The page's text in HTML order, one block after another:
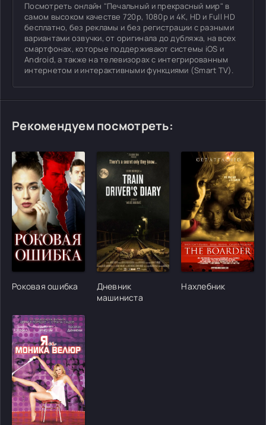
Посмотреть онлайн "Печальный и прекрасный мир" в
самом высоком качестве 720p, 1080p и 4K, HD и Full HD
бесплатно, без рекламы и без регистрации с разными
вариантами озвучки, от оригинала до дубляжа, на всех
смартфонах, которые поддерживают системы iOS и
Android, а также на телевизорах с интегрированным
интернетом и интерактивными функциями (Smart TV).
Рекомендуем посмотреть:
[/xfgiven_cvh_poster_urlcvh_poster_url]
Роковая ошибка
[/xfgiven_cvh_poster_urlcvh_poster_url]
Дневник
машиниста
[/
Нахлебник